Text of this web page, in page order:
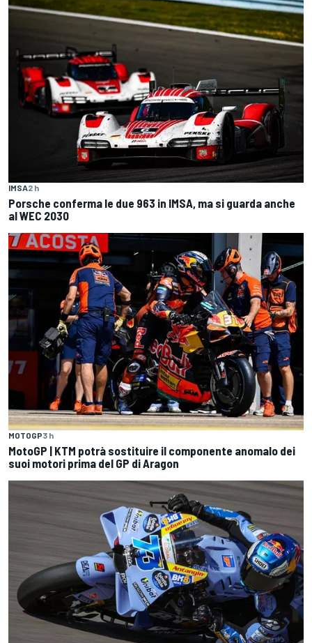
IMSA2 h
Porsche conferma le due 963 in IMSA, ma si guarda anche
al WEC 2030
MOTOGP3 h
MotoGP | KTM potrà sostituire il componente anomalo dei
suoi motori prima del GP di Aragon